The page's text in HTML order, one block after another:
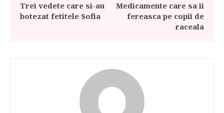
Trei vedete care si-au
botezat fetitele Sofia
Medicamente care sa ii
fereasca pe copii de
raceala